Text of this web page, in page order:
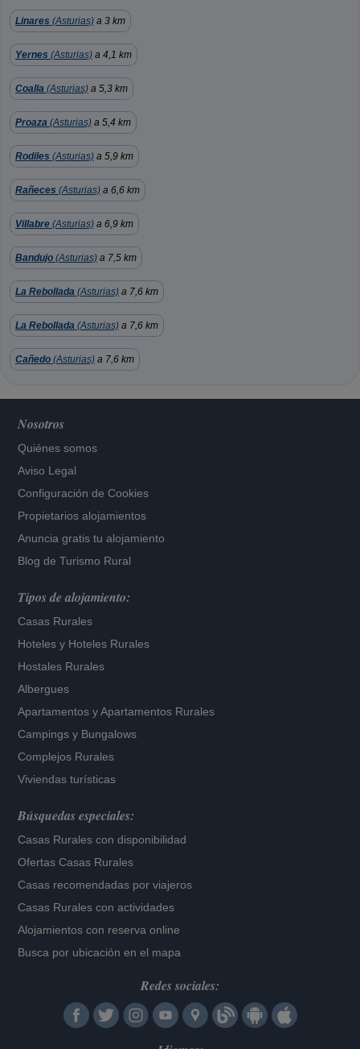
Linares (Asturias) a 3 km
Yernes (Asturias) a 4,1 km
Coalla (Asturias) a 5,3 km
Proaza (Asturias) a 5,4 km
Rodiles (Asturias) a 5,9 km
Rañeces (Asturias) a 6,6 km
Villabre (Asturias) a 6,9 km
Bandujo (Asturias) a 7,5 km
La Rebollada (Asturias) a 7,6 km
La Rebollada (Asturias) a 7,6 km
Cañedo (Asturias) a 7,6 km
Nosotros
Quiénes somos
Aviso Legal
Configuración de Cookies
Propietarios alojamientos
Anuncia gratis tu alojamiento
Blog de Turismo Rural
Tipos de alojamiento:
Casas Rurales
Hoteles y Hoteles Rurales
Hostales Rurales
Albergues
Apartamentos yApartamentos Rurales
Campings y Bungalows
Complejos Rurales
Viviendas turísticas
Búsquedas especiales:
Casas Rurales con disponibilidad
Ofertas Casas Rurales
Casas recomendadas por viajeros
Casas Rurales con actividades
Alojamientos con reserva online
Busca por ubicación en el mapa
Redes sociales: